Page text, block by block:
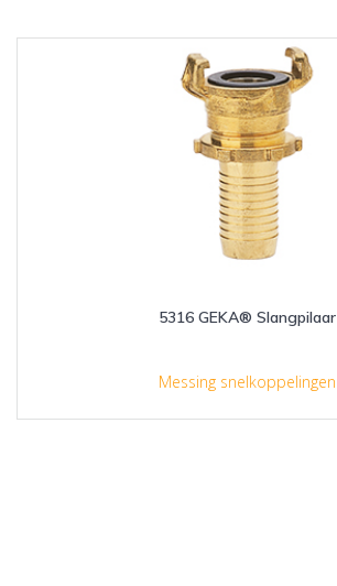
5316 GEKA® Slangpilaar
Messing snelkoppelingen